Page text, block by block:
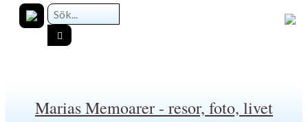
Marias Memoarer - resor, foto, livet